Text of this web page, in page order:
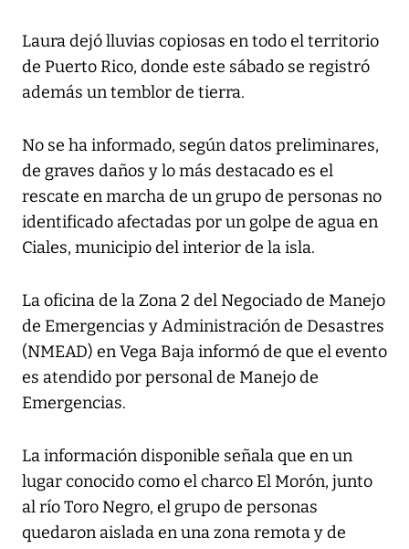
Laura dejó lluvias copiosas en todo el territorio
de Puerto Rico, donde este sábado se registró
además un temblor de tierra.
No se ha informado, según datos preliminares,
de graves daños y lo más destacado es el
rescate en marcha de un grupo de personas no
identificado afectadas por un golpe de agua en
Ciales, municipio del interior de la isla.
La oficina de la Zona 2 del Negociado de Manejo
de Emergencias y Administración de Desastres
(NMEAD) en Vega Baja informó de que el evento
es atendido por personal de Manejo de
Emergencias.
La información disponible señala que en un
lugar conocido como el charco El Morón, junto
al río Toro Negro, el grupo de personas
quedaron aislada en una zona remota y de